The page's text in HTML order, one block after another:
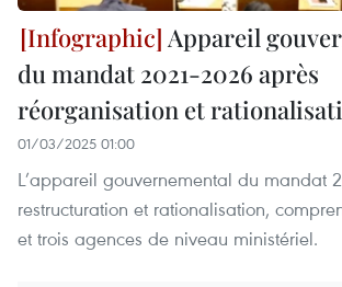
Appareil
du mandat 2021-2026 après
réorganisation et
01/03/2025 01:00
L’appareil gouvernemental du mandat
restructuration et rationalisation,
et trois agences de niveau ministériel.